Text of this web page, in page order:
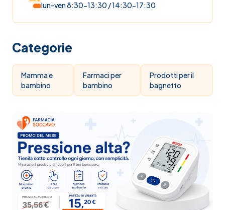
lun-ven 8:30-13:30 / 14:30-17:30
Categorie
Mamma e
bambino
Farmaci per
bambino
Prodotti per il
bagnetto